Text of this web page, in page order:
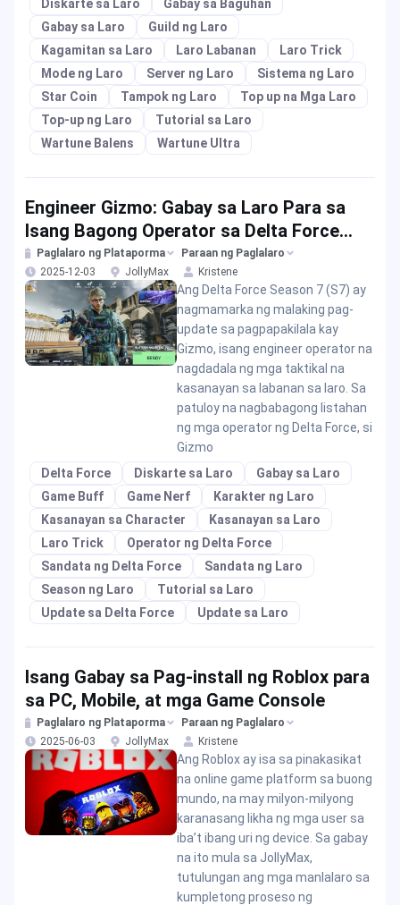
Diskarte sa Laro
Gabay sa Baguhan
Gabay sa Laro
Guild ng Laro
Kagamitan sa Laro
Laro Labanan
Laro Trick
Mode ng Laro
Server ng Laro
Sistema ng Laro
Star Coin
Tampok ng Laro
Top up na Mga Laro
Top-up ng Laro
Tutorial sa Laro
Wartune Balens
Wartune Ultra
Engineer Gizmo: Gabay sa Laro Para sa
Isang Bagong Operator sa Delta Force
Season 7
Paglalaro ng Plataporma
Paraan ng Paglalaro
2025-12-03
JollyMax Kristene
Ang Delta Force Season 7 (S7) ay
nagmamarka ng malaking pag-
update sa pagpapakilala kay
Gizmo, isang engineer operator na
nagdadala ng mga taktikal na
kasanayan sa labanan sa laro. Sa
patuloy na nagbabagong listahan
ng mga operator ng Delta Force, si
Gizmo
Delta Force
Diskarte sa Laro
Gabay sa Laro
Game Buff
Game Nerf
Karakter ng Laro
Kasanayan sa Character
Kasanayan sa Laro
Laro Trick
Operator ng Delta Force
Sandata ng Delta Force
Sandata ng Laro
Season ng Laro
Tutorial sa Laro
Update sa Delta Force
Update sa Laro
Isang Gabay sa Pag-install ng Roblox para
sa PC, Mobile, at mga Game Console
Paglalaro ng Plataporma
Paraan ng Paglalaro
2025-06-03
JollyMax Kristene
Ang Roblox ay isa sa pinakasikat
na online game platform sa buong
mundo, na may milyon-milyong
karanasang likha ng mga user sa
iba’t ibang uri ng device. Sa gabay
na ito mula sa JollyMax,
tutulungan ang mga manlalaro sa
kumpletong proseso ng